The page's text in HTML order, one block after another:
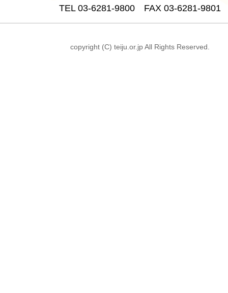
TEL 03-6281-9800 FAX 03-6281-9801
copyright (C) teiju.or.jp All Rights Reserved.